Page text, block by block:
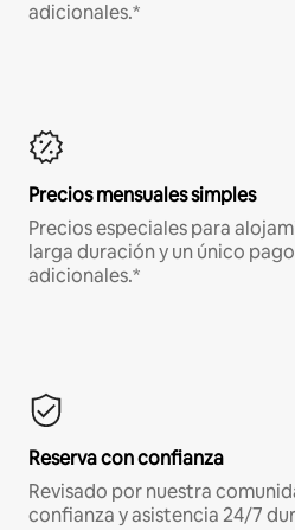
adicionales.*
Precios mensuales simples
Precios especiales para
larga duración y un único
adicionales.*
Reserva con confianza
Revisado por nuestra
confianza y asistencia 24/7